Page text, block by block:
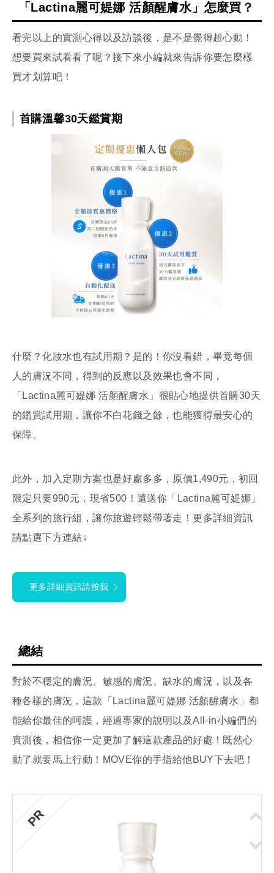
「Lactina麗可媞娜 活顏醒膚水」怎麼買？
看完以上的實測心得以及訪談後，是不是覺得超心動！
想要買來試看看了呢？接下來小編就來告訴你要怎麼樣
買才划算吧！
首購溫馨30天鑑賞期
什麼？化妝水也有試用期？是的！你沒看錯，畢竟每個
人的膚況不同，得到的反應以及效果也會不同，
「Lactina麗可媞娜 活顏醒膚水」很貼心地提供首購30天
的鑑賞試用期，讓你不白花錢之餘，也能獲得最安心的
保障。
此外，加入定期方案也是好處多多，原價1,490元，初回
限定只要990元，現省500！還送你「Lactina麗可媞娜」
全系列的旅行組，讓你旅遊輕鬆帶著走！更多詳細資訊
請點選下方連結↓
更多詳細資訊請按我
總結
對於不穩定的膚況、敏感的膚況、缺水的膚況，以及各
種各樣的膚況，這款「Lactina麗可媞娜 活顏醒膚水」都
能給你最佳的呵護，經過專家的說明以及All-in小編們的
實測後，相信你一定更加了解這款產品的好處！既然心
動了就要馬上行動！MOVE你的手指給他BUY下去吧！
PR